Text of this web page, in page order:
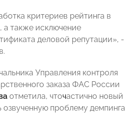
критериев рейтинга в
также исключение
деловой репутации», -
Управления контроля
заказа ФАС России
отметила, чточастично новый
озвученную проблему демпинга